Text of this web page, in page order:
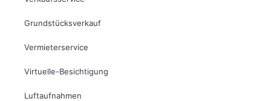
Grundstücksverkauf
Vermieterservice
Virtuelle-Besichtigung
Luftaufnahmen